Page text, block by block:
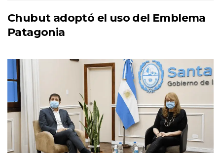
Chubut adoptó el uso del Emblema
Patagonia